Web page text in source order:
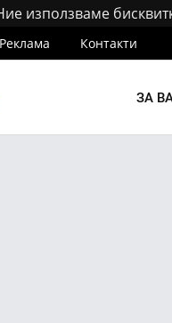
използваме
Реклама Контакти
ЗА